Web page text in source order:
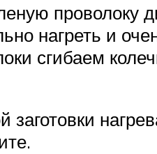
проволоку
нагреть и
сгибаем
заготовки